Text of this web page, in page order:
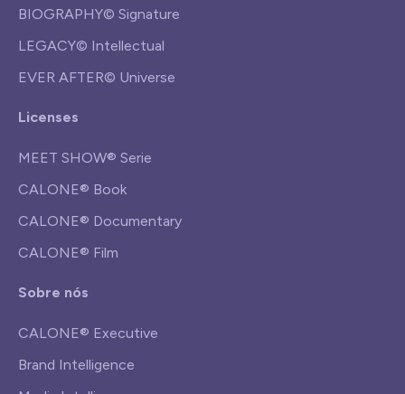
BIOGRAPHY© Signature
LEGACY© Intellectual
EVER AFTER© Universe
Licenses
MEET SHOW® Serie
CALONE® Book
CALONE® Documentary
CALONE® Film
Sobre nós
CALONE® Executive
Brand Intelligence